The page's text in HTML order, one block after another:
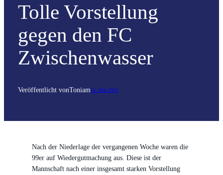
Tolle Vorstellung
gegen den FC
Zwischenwasser
Veröffentlicht vonToniam12. Mai 2010
Nach der Niederlage der vergangenen Woche waren die
99er auf Wiedergutmachung aus. Diese ist der
Mannschaft nach einer insgesamt starken Vorstellung